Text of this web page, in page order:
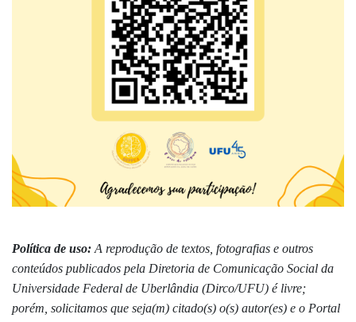
Política de uso: A reprodução de textos, fotografias e outros
conteúdos publicados pela Diretoria de Comunicação Social da
Universidade Federal de Uberlândia (Dirco/UFU) é livre;
porém, solicitamos que seja(m) citado(s) o(s) autor(es) e o Portal